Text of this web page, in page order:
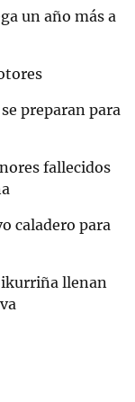
un año más a
preparan para
fallecidos
caladero para
ikurriña llenan